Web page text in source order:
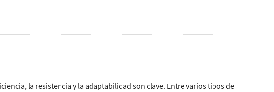
la resistencia y la adaptabilidad son clave. Entre varios tipos de